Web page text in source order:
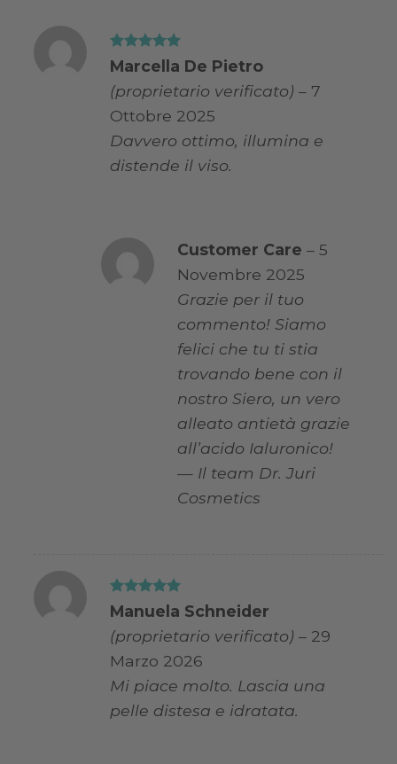
Valutato5
su 5
Marcella De Pietro
(proprietario verificato) – 7
Ottobre 2025
Davvero ottimo, illumina e
distende il viso.
Customer Care – 5
Novembre 2025
Grazie per il tuo
commento! Siamo
felici che tu ti stia
trovando bene con il
nostro Siero, un vero
alleato antietà grazie
all’acido Ialuronico!
— Il team Dr. Juri
Cosmetics
Valutato5
su 5
Manuela Schneider
(proprietario verificato) – 29
Marzo 2026
Mi piace molto. Lascia una
pelle distesa e idratata.